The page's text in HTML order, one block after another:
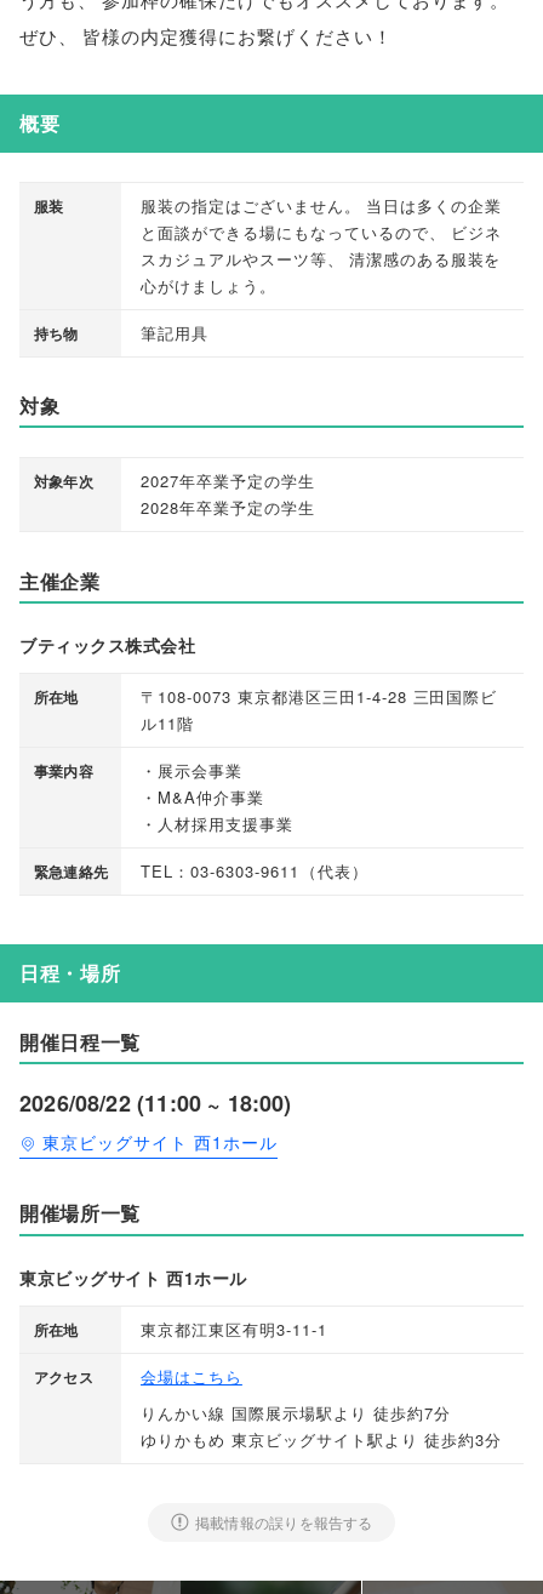
ぜひ
皆様の内定獲得にお繋げください！
概要
服装 服装の指定はございません 。
当日は多くの企業
と面談ができる場にもなっているので
ビジネ
スカジュアルやスーツ等
清潔感のある服装を
心がけましょう 。
持ち物 筆記用具
対象
対象年次
2027年卒業予定の学生
2028年卒業予定の学生
主催企業
ブティックス株式会社
所在地
〒108-0073 東京都港区三田1-4-28 三田国際ビ
ル11階
事業内容
・展示会事業
・M&A仲介事業
・人材採用支援事業
緊急連絡先 TEL：03-6303-9611 （代表）
日程・場所
開催日程一覧
2026/08/22 (11:00 ~ 18:00)
東京ビッグサイト 西1ホール
開催場所一覧
東京ビッグサイト 西1ホール
所在地 東京都江東区有明3-11-1
アクセス
会場はこちら
りんかい線 国際展示場駅より 徒歩約7分
ゆりかもめ 東京ビッグサイト駅より 徒歩約3分
掲載情報の誤りを報告する